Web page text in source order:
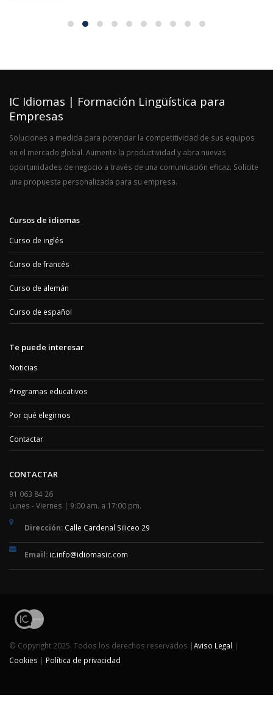
IC Idiomas | Formación Lingüística para
Empresas
Soluciones a medida para potenciar la competitividad de sus equipos
en el mercado global. Aumente la productividad y abra nuevas
oportunidades de negocio a través de una comunicación eficaz. Solicite
una propuesta personalizada para su empresa.
Cursos de idiomas
Curso de inglés
Curso de francés
Curso de alemán
Curso de español
Te puede interesar
Noticias
Programas educativos
Por qué elegirnos
Contactar
CONTACTAR
91 063 84 26
Lunes - Viernes | 9:00 am. a 17:00 pm.
Dirección: Calle Cardenal Siliceo 29
Email: ic.info@idiomasic.com
© Copyright 2025. Todos los derechos reservados |Aviso Legal |
Cookies | Política de privacidad